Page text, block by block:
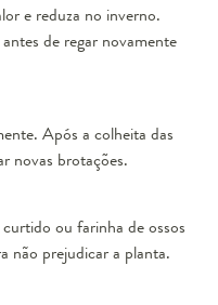
e reduza no inverno.
de regar novamente
Após a colheita das
novas brotações.
ou farinha de ossos
não prejudicar a planta.